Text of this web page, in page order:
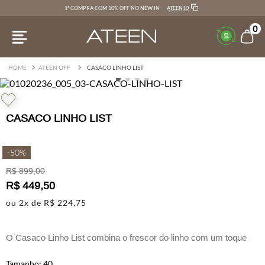
1ª COMPRA COM 10% OFF NO NEW IN ATEEN10
0
ATEEN OFF CASACO LINHO LIST
CASACO LINHO LIST
-50%
R$ 899,00
R$ 449,50
ou 2x de R$ 224,75
O Casaco Linho List combina o frescor do linho com um toque